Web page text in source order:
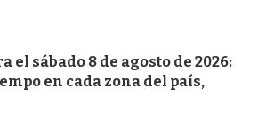
el sábado 8 de agosto de 2026:
en cada zona del país,